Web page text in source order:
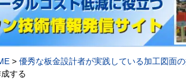
> 優秀な板金設計者が実践している加工図面
する